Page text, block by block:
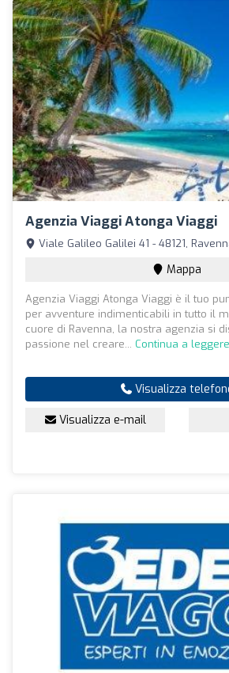
Agenzia Viaggi Atonga Viaggi
Viale Galileo Galilei 41 - 48121,
Mappa
Agenzia Viaggi Atonga Viaggi è il tuo
per avventure indimenticabili in tutto il
cuore di Ravenna, la nostra agenzia si
passione nel creare... Continua a leggere
Visualizza
Visualizza e-mail